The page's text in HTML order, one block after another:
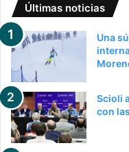
Últimas noticias
Una
Scioli
con